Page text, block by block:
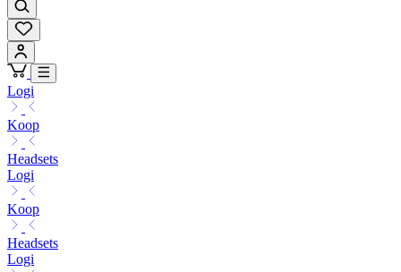
Logi
Koop
Headsets
Logi
Koop
Headsets
Logi